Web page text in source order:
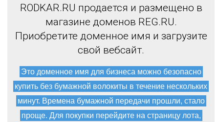
RODKAR.RU продается и размещено в
магазине доменов REG.RU.
Приобретите доменное имя и загрузите
свой вебсайт.
Это доменное имя для бизнеса можно безопасно
купить без бумажной волокиты в течение нескольких
минут. Времена бумажной передачи прошли, стало
проще. Для покупки перейдите на страницу лота,